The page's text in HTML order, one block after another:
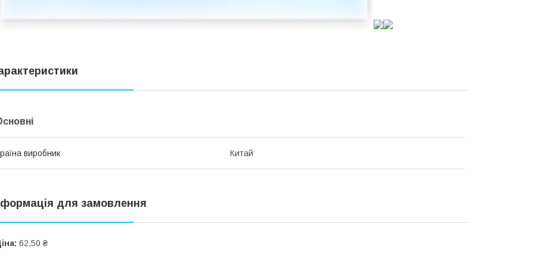
виробник Китай
для замовлення
62,50 ₴